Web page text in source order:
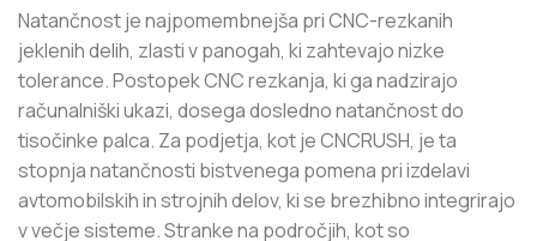
Natančnost je najpomembnejša pri CNC-rezkanih
jeklenih delih, zlasti v panogah, ki zahtevajo nizke
tolerance. Postopek CNC rezkanja, ki ga nadzirajo
računalniški ukazi, dosega dosledno natančnost do
tisočinke palca. Za podjetja, kot je CNCRUSH, je ta
stopnja natančnosti bistvenega pomena pri izdelavi
avtomobilskih in strojnih delov, ki se brezhibno integrirajo
v večje sisteme. Stranke na področjih, kot so